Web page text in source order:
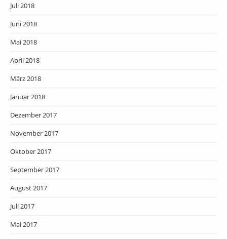
Juli 2018
Juni 2018
Mai 2018
April 2018
März 2018
Januar 2018
Dezember 2017
November 2017
Oktober 2017
September 2017
August 2017
Juli 2017
Mai 2017